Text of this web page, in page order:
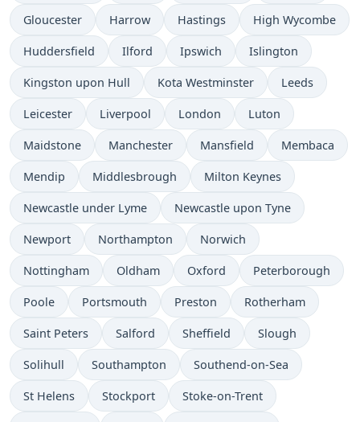
Gloucester Harrow Hastings High Wycombe
Huddersfield Ilford Ipswich Islington
Kingston upon Hull Kota Westminster Leeds
Leicester Liverpool London Luton
Maidstone Manchester Mansfield Membaca
Mendip Middlesbrough Milton Keynes
Newcastle under Lyme Newcastle upon Tyne
Newport Northampton Norwich
Nottingham Oldham Oxford Peterborough
Poole Portsmouth Preston Rotherham
Saint Peters Salford Sheffield Slough
Solihull Southampton Southend-on-Sea
St Helens Stockport Stoke-on-Trent